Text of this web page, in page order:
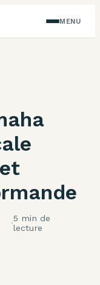
MENU
·5 min de
lecture